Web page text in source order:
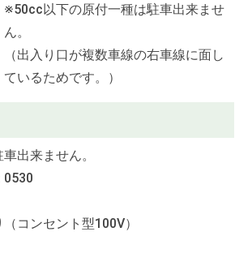
※50cc以下の原付一種は駐車出来ませ
ん。
（出入り口が複数車線の右車線に面し
ているためです。）
出来ません。
0530
コンセント型100V）